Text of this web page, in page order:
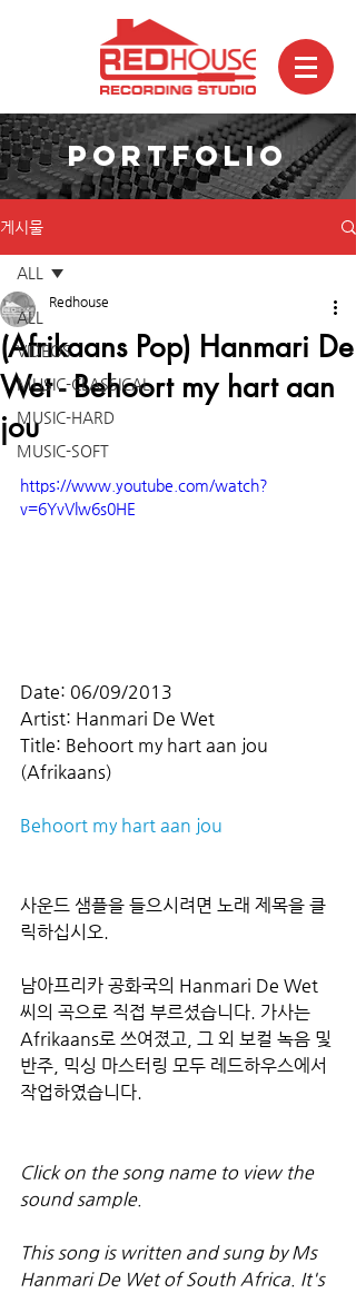
게시물
ALL
VIDEOS
MUSIC-CLASSICAL
MUSIC-HARD
MUSIC-SOFT
ALL
(Afrikaans Pop) Hanmari De
Wet - Behoort my hart aan
jou
Redhouse
https://www.youtube.com/watch?
v=6YvVlw6s0HE
Date: 06/09/2013
Artist: Hanmari De Wet
Title: Behoort my hart aan jou
(Afrikaans)
Behoort my hart aan jou
사운드 샘플을 들으시려면 노래 제목을 클
릭하십시오.
남아프리카 공화국의 Hanmari De Wet
씨의 곡으로 직접 부르셨습니다. 가사는
Afrikaans로 쓰여졌고, 그 외 보컬 녹음 및
반주, 믹싱 마스터링 모두 레드하우스에서
작업하였습니다.
Click on the song name to view the
sound sample.
This song is written and sung by Ms
Hanmari De Wet of South Africa. It's
PORTFOLIO